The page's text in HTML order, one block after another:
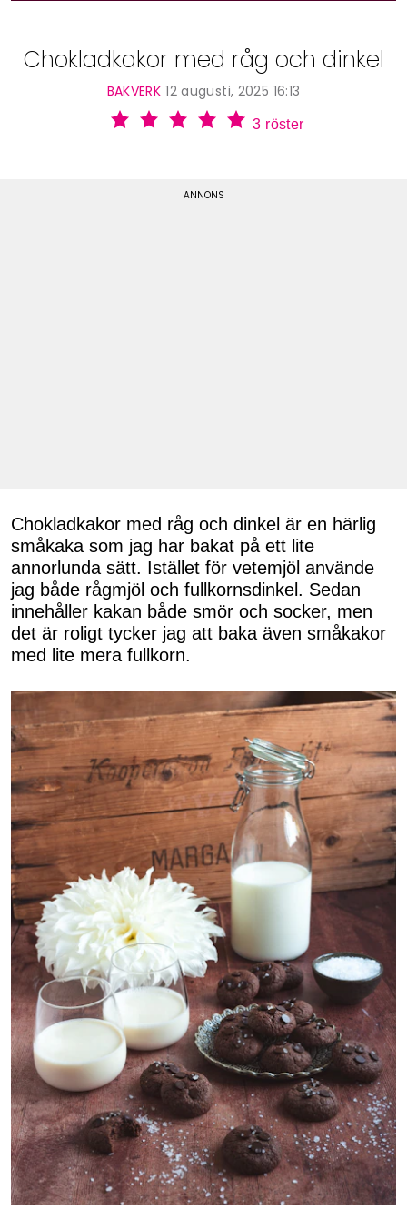
Chokladkakor med råg och dinkel
BAKVERK 12 augusti, 2025 16:13
3 röster
Chokladkakor med råg och dinkel är en härlig
småkaka som jag har bakat på ett lite
annorlunda sätt. Istället för vetemjöl använde
jag både rågmjöl och fullkornsdinkel. Sedan
innehåller kakan både smör och socker, men
det är roligt tycker jag att baka även småkakor
med lite mera fullkorn.